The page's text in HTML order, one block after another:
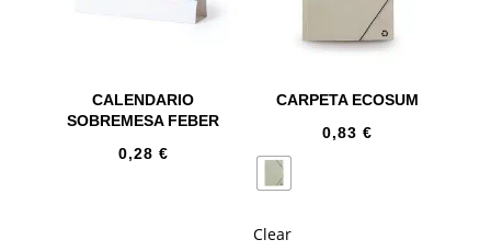
CALENDARIO
SOBREMESA FEBER
0,28 €
CARPETA ECOSUM
0,83€
Clear